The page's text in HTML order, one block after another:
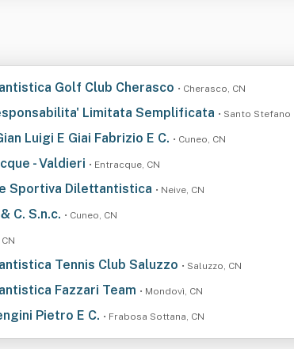
Golf Club Cherasco • Cherasco, CN
Limitata Semplificata • Santo Stefano
Luigi E Giai Fabrizio E C. • Cuneo, CN
- Valdieri • Entracque, CN
Sportiva Dilettantistica • Neive, CN
C. S.n.c. • Cuneo, CN
Tennis Club Saluzzo • Saluzzo, CN
Fazzari Team • Mondovì, CN
Pietro E C. • Frabosa Sottana, CN